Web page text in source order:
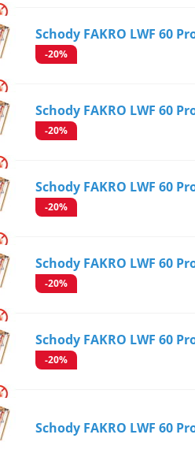
Schody FAKRO LWF 60
-20%
Schody FAKRO LWF 60
-20%
Schody FAKRO LWF 60
-20%
Schody FAKRO LWF 60
-20%
Schody FAKRO LWF 60
-20%
Schody FAKRO LWF 60